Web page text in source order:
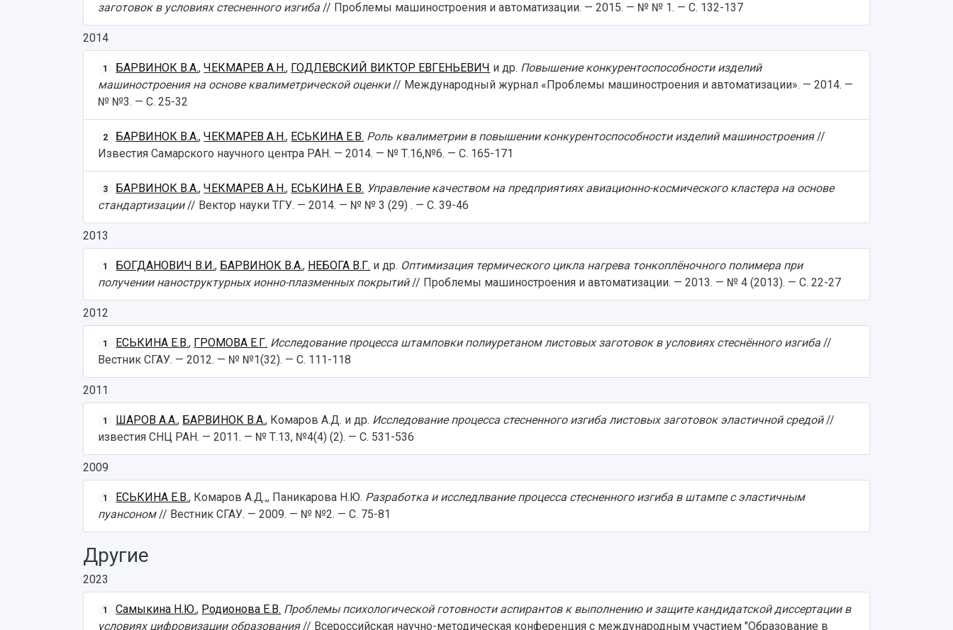
заготовок в условиях стесненного изгиба // Проблемы машиностроения и автоматизации. — 2015. — № № 1. — С. 132-137
2014
1 БАРВИНОК В.А.,ЧЕКМАРЕВ А.Н., ГОДЛЕВСКИЙ ВИКТОР ЕВГЕНЬЕВИЧ и др. Повышение конкурентоспособности изделий
машиностроения на основе квалиметрической оценки// Международный журнал «Проблемы машиностроения и автоматизации». — 2014. —
№ №3. — С. 25-32
2 БАРВИНОК В.А.,ЧЕКМАРЕВ А.Н., ЕСЬКИНА Е.В. Роль квалиметрии в повышении конкурентоспособности изделий машиностроения//
Известия Самарского научного центра РАН. — 2014. — № Т.16,№6. — С. 165-171
3 БАРВИНОК В.А.,ЧЕКМАРЕВ А.Н., ЕСЬКИНА Е.В. Управление качеством на предприятиях авиационно-космического кластера на основе
стандартизации// Вектор науки ТГУ. — 2014. — № № 3 (29) . — С. 39-46
2013
1 БОГДАНОВИЧ В.И., БАРВИНОК В.А., НЕБОГА В.Г. и др. Оптимизация термического цикла нагрева тонкоплёночного полимера при
получении наноструктурных ионно-плазменных покрытий// Проблемы машиностроения и автоматизации. — 2013. — № 4 (2013). — С. 22-27
2012
1 ЕСЬКИНА Е.В., ГРОМОВА Е.Г. Исследование процесса штамповки полиуретаном листовых заготовок в условиях стеснённого изгиба //
Вестник СГАУ. — 2012. — № №1(32). — С. 111-118
2011
1 ШАРОВ А.А., БАРВИНОК В.А., Комаров А.Д. и др. Исследование процесса стесненного изгиба листовых заготовок эластичной средой//
известия СНЦ РАН. — 2011. — № Т.13, №4(4) (2). — С. 531-536
2009
1 ЕСЬКИНА Е.В., Комаров А.Д.,, Паникарова Н.Ю. Разработка и исследлвание процесса стесненного изгиба в штампе с эластичным
пуансоном// Вестник СГАУ. — 2009. — № №2. — С. 75-81
Другие
2023
1 Самыкина Н.Ю., Родионова Е.В. Проблемы психологической готовности аспирантов к выполнению и защите кандидатской диссертации в
условиях цифровизации образования// Всероссийская научно-методическая конференция с международным участием "Образование в